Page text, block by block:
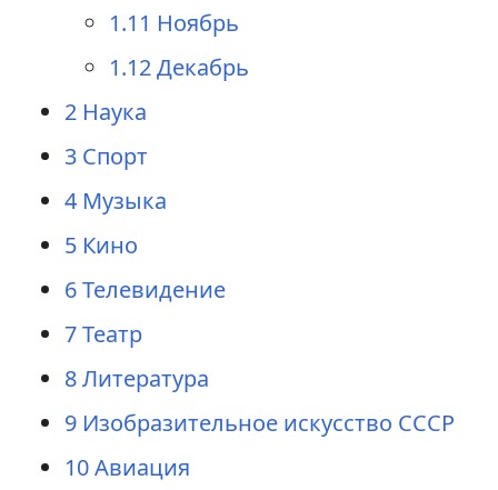
1.11 Ноябрь
1.12Декабрь
2 Наука
3 Спорт
4 Музыка
5 Кино
6Телевидение
7Театр
8Литература
9 Изобразительное искусство СССР
10Авиация